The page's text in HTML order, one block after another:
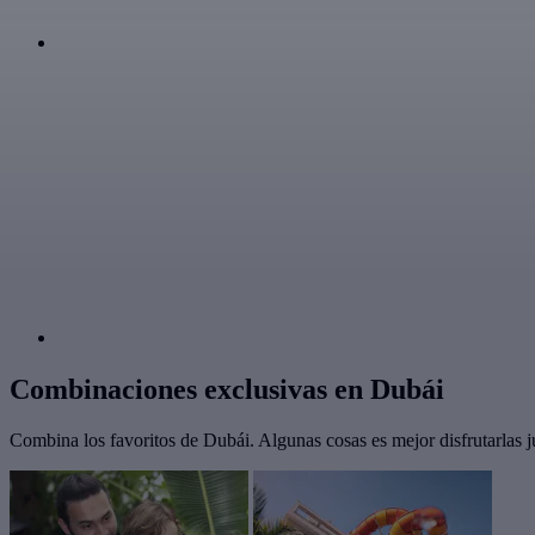
Combinaciones exclusivas en Dubái
Combina los favoritos de Dubái. Algunas cosas es mejor disfrutarlas